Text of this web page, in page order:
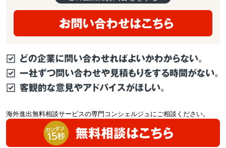
海外進出無料相談サービスの専門コンシェルジュにご相談ください。